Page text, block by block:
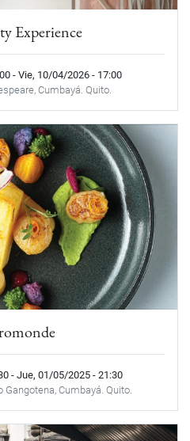
Experience
- Vie, 10/04/2026 - 17:00
Cumbayá. Quito.
- Jue, 01/05/2025 - 21:30
Gangotena, Cumbayá. Quito.